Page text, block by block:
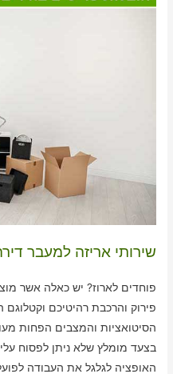
שירותי אריזה למעבר
פוחדים לארוז? יש כאלה אשר
פירוק והרכבת רהיטיכם
הסיטואציות והמצבים הפחות
בצעד מומלץ שלא ניתן לפסוח
האופציה לגלגל את העבודה